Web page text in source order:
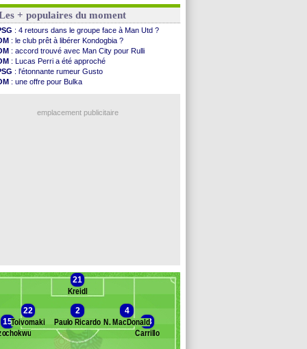
Amical: encore une défaite pour Strasbourg
OM: la piste Goore en attaque
PSG: ça négocie avec le Barça pour Torres
Amical : Rennes s'incline contre Brentford
Arsenal: c'est signé pour Guimaraes (officiel)
Amical: Le Mans concède un nul
Real: Mourinho durcit les règles
Amical: Toulouse s'incline lourdement
OM : Benatia et la "médiocrité" dans le club
: une deuxième offre pour Suzuki
+ populaires du moment
: 4 retours dans le groupe face à Man Utd ?
: le club prêt à libérer Kondogbia ?
: accord trouvé avec Man City pour Rulli
: Lucas Perri a été approché
: l'étonnante rumeur Gusto
: une offre pour Bulka
emplacement publicitaire
21
Kreidl
22
Toivomaki
2
Paulo Ricardo
4
N. MacDonald
15
23
Carrillo